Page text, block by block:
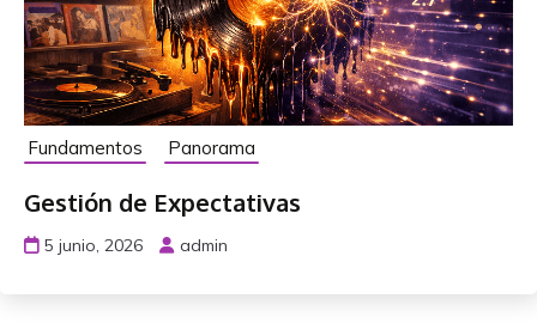
Fundamentos Panorama
Gestión de Expectativas
5 junio, 2026 admin